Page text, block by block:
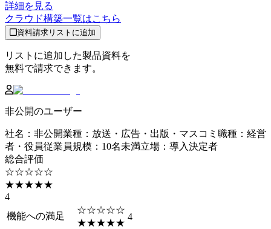
詳細を見る
クラウド構築一覧はこちら
資料請求リストに追加
リストに追加した製品資料を
無料で請求できます。
非公開のユーザー
社名 ： 非公開業種 ： 放送・広告・出版・マスコミ 職種 ： 経営
者・役員従業員規模 ： 10名未満立場 ： 導入決定者
総合評価
☆☆☆☆☆
★★★★★
4
機能への満足
☆☆☆☆☆
★★★★★
4